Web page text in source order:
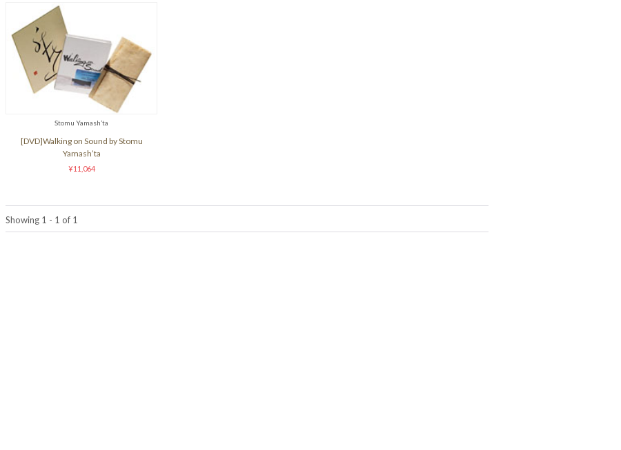
Stomu Yamash’ta
[DVD]Walking on Sound by Stomu
Yamash’ta
¥11,064
Showing 1 - 1 of 1